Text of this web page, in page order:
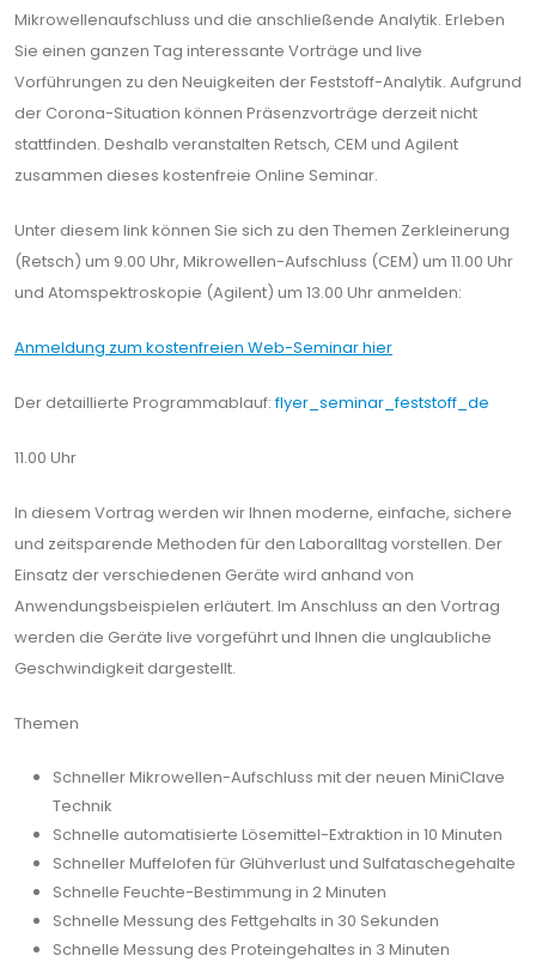
Mikrowellenaufschluss und die anschließende Analytik. Erleben
Sie einen ganzen Tag interessante Vorträge und live
Vorführungen zu den Neuigkeiten der Feststoff-Analytik. Aufgrund
der Corona-Situation können Präsenzvorträge derzeit nicht
stattfinden. Deshalb veranstalten Retsch, CEM und Agilent
zusammen dieses kostenfreie Online Seminar.
Unter diesem link können Sie sich zu den Themen Zerkleinerung
(Retsch) um 9.00 Uhr, Mikrowellen-Aufschluss (CEM) um 11.00 Uhr
und Atomspektroskopie (Agilent) um 13.00 Uhr anmelden:
Anmeldung zum kostenfreien Web-Seminar hier
Der detaillierte Programmablauf:flyer_seminar_feststoff_de
11.00 Uhr
In diesem Vortrag werden wir Ihnen moderne, einfache, sichere
und zeitsparende Methoden für den Laboralltag vorstellen. Der
Einsatz der verschiedenen Geräte wird anhand von
Anwendungsbeispielen erläutert. Im Anschluss an den Vortrag
werden die Geräte live vorgeführt und Ihnen die unglaubliche
Geschwindigkeit dargestellt.
Themen
Schneller Mikrowellen-Aufschluss mit der neuen MiniClave
Technik
Schnelle automatisierte Lösemittel-Extraktion in 10 Minuten
Schneller Muffelofen für Glühverlust und Sulfataschegehalte
Schnelle Feuchte-Bestimmung in 2 Minuten
Schnelle Messung des Fettgehalts in 30 Sekunden
Schnelle Messung des Proteingehaltes in 3 Minuten